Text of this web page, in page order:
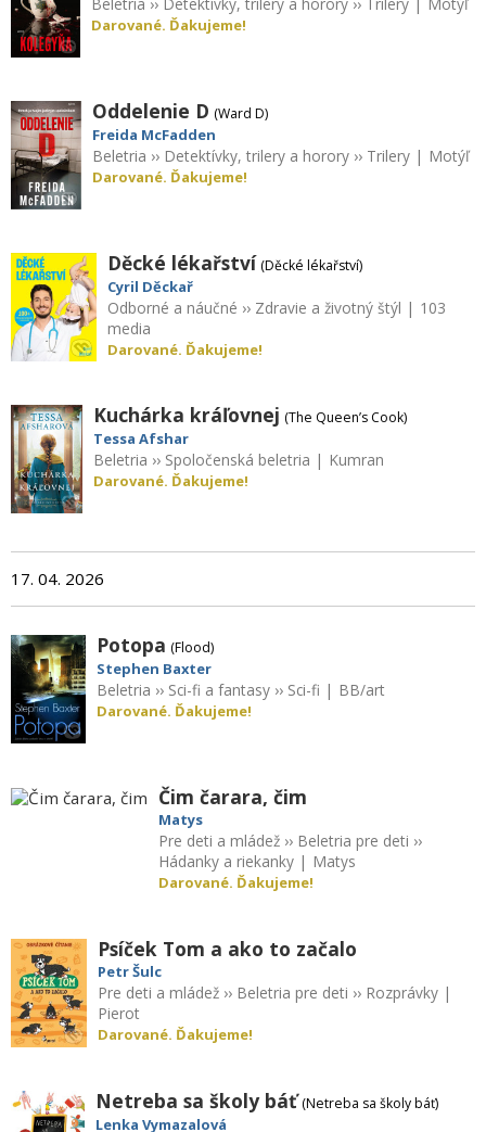
Darované. Ďakujeme!
Oddelenie D (Ward D)
Freida McFadden
Beletria ›› Detektívky, trilery a horory ›› Trilery | Motýľ
Darované. Ďakujeme!
Děcké lékařství (Děcké lékařství)
Cyril Děckař
Odborné a náučné ›› Zdravie a životný štýl | 103
media
Darované. Ďakujeme!
Kuchárka kráľovnej (The Queen’s Cook)
Tessa Afshar
Beletria ›› Spoločenská beletria | Kumran
Darované. Ďakujeme!
17. 04. 2026
Potopa (Flood)
Stephen Baxter
Beletria ›› Sci-fi a fantasy ›› Sci-fi | BB/art
Darované. Ďakujeme!
Čim čarara, čim
Matys
Pre deti a mládež ›› Beletria pre deti ››
Hádanky a riekanky | Matys
Darované. Ďakujeme!
Psíček Tom a ako to začalo
Petr Šulc
Pre deti a mládež ›› Beletria pre deti ›› Rozprávky |
Pierot
Darované. Ďakujeme!
Netreba sa školy báť (Netreba sa školy báť)
Lenka Vymazalová